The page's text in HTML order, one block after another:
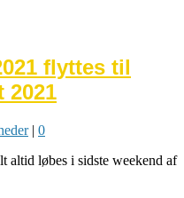
flyttes til
2021
| 0
altid løbes i sidste weekend af